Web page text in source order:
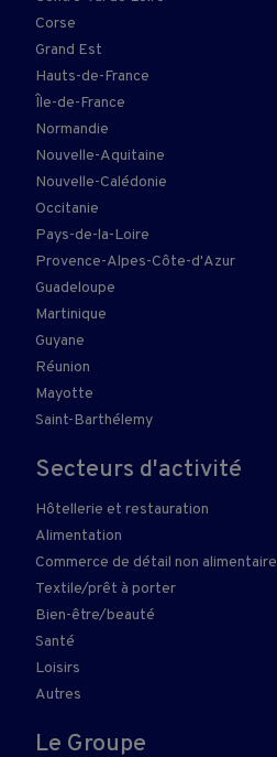
Corse
Grand Est
Hauts-de-France
Île-de-France
Normandie
Nouvelle-Aquitaine
Nouvelle-Calédonie
Occitanie
Pays-de-la-Loire
Provence-Alpes-Côte-d'Azur
Guadeloupe
Martinique
Guyane
Réunion
Mayotte
Saint-Barthélemy
Secteurs d'activité
Hôtellerie et restauration
Alimentation
Commerce de détail non alimentaire
Textile/prêt à porter
Bien-être/beauté
Santé
Loisirs
Autres
Le Groupe